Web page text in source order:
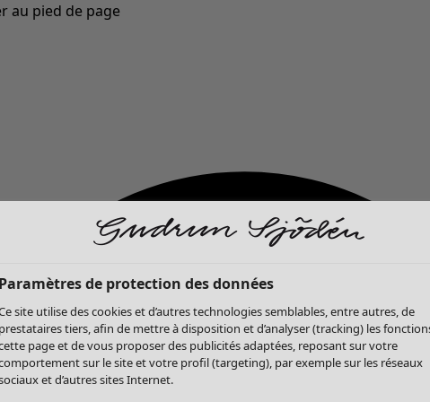
au pied de page
Paramètres de protection des données
site utilise des cookies et d’autres technologies semblables, entre autres, de
prestataires tiers, afin de mettre à disposition et d’analyser (tracking) les
page et de vous proposer des publicités adaptées, reposant sur votre
sur le site et votre profil (targeting), par exemple sur les réseaux
et d’autres sites Internet.